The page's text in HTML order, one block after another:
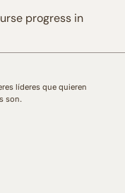
progress in
líderes que quieren
son.